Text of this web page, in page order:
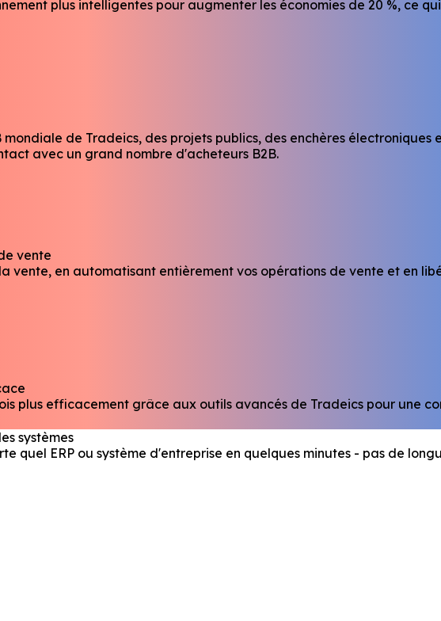
plus intelligentes pour augmenter les économies de 20 %, ce
de Tradeics, des projets publics, des enchères
avec un grand nombre d'acheteurs B2B.
vente
vente, en automatisant entièrement vos opérations de vente et en
plus efficacement grâce aux outils avancés de Tradeics pour une
systèmes
quel ERP ou système d'entreprise en quelques minutes - pas de